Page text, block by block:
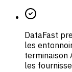
DataFast
les
terminaison
les